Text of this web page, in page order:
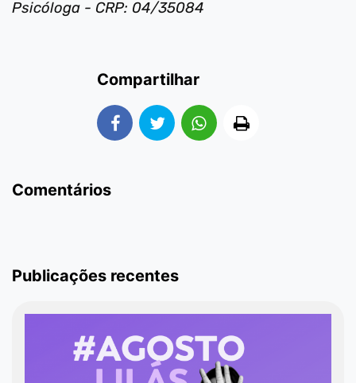
Psicóloga - CRP: 04/35084
Compartilhar
Comentários
Publicações recentes